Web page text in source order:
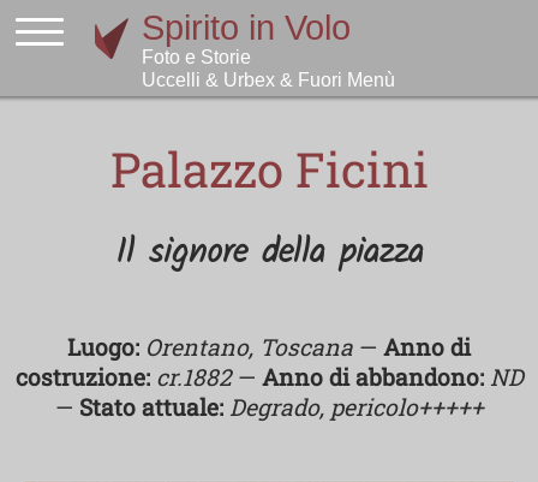
Palazzo Ficini
Il signore della piazza
Luogo: Orentano, Toscana — Anno di
costruzione: cr.1882— Anno di abbandono: ND
— Stato attuale: Degrado, pericolo+++++